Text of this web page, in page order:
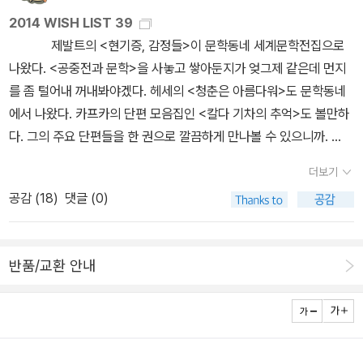
책은 엄밀히 말하면 영역본인 『Economy and Society』이고, 독일
어 원본인 『Wirtschaft und Gesellschaft』라고 보기는 어렵다고
한다[독일어 원본도 편집자-Marianne Weber(부인), Johannes
Winckelmann, Wolfgang J. Mommsen 등-에 따라 천차만별이
다]. 국내에도 부분적으로 발췌, 번역된 두 권이 있기는 하나, 독일이
나 영어권에서도 사정이 특별히 더 낫지는 않은 것 같다. 아래에 30
위에 든 책들을 정리하였다. 그러나 1위가 95표이고, 10위가 25표이
며(푸코의 『감시와 처벌』이 17표로 16위), 50위부터는 벌써 6표 정
도여서 순위에 과한 무게를 둘 필요는 없을 것 같다(위 링크를 타고
막스 베버, 『경제와 사회』(워낙 방대한 책이어서, 두 번역본의 번역된
한 5판 앞부분을 번역한 것이고, 2009년 나남출판사 본은 Momms
en이 편집한 1부 제22-1권 '공동체들'을 번역한 것이다. 아래는 4위
2014 WISH LIST 39
제발트의 <현기증, 감정들>이 문학동네 세계문학전집으로
나왔다. <공중전과 문학>을 사놓고 쌓아둔지가 엊그제 같은데 먼지
를 좀 털어내 꺼내봐야겠다. 헤세의 <청춘은 아름다워>도 문학동네
에서 나왔다. 카프카의 단편 모음집인 <칼다 기차의 추억>도 볼만하
다. 그의 주요 단편들을 한 권으로 깔끔하게 만나볼 수 있으니까.
품이 재미있을 것 같아 첫 머리에 올렸다. 한국에는 처음 소개되는 작
가고 일본의 전후 신세대 작가중에서도 돋보이는 작가라고. <술꾼>
은 홍콩작가 류이창의 작품이다. 중국도 아닌 타이완도 아닌 홍콩이
아쿠타가와 류노스케의 <라쇼몬>이 민음사판으로 나왔다. 유명한 작
품임에도 불구하고 의외로 판본이 많지 않았던 작품이다. 오
노 후유미의 '십이국기' 시리즈 중 첫 책 <달의 그림자 그림자의 바다
더보기
공감 (18) 댓글 (0)
반품/교환 안내